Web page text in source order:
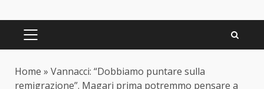
PRIMARY
Home » Vannacci: “Dobbiamo puntare sulla
remigrazione”. Magari prima potremmo pensare a